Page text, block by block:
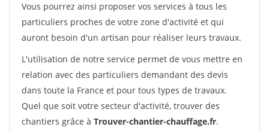
Vous pourrez ainsi proposer vos services à tous les
particuliers proches de votre zone d'activité et qui
auront besoin d'un artisan pour réaliser leurs travaux.
L'utilisation de notre service permet de vous mettre en
relation avec des particuliers demandant des devis
dans toute la France et pour tous types de travaux.
Quel que soit votre secteur d'activité, trouver des
chantiers grâce à Trouver-chantier-chauffage.fr.